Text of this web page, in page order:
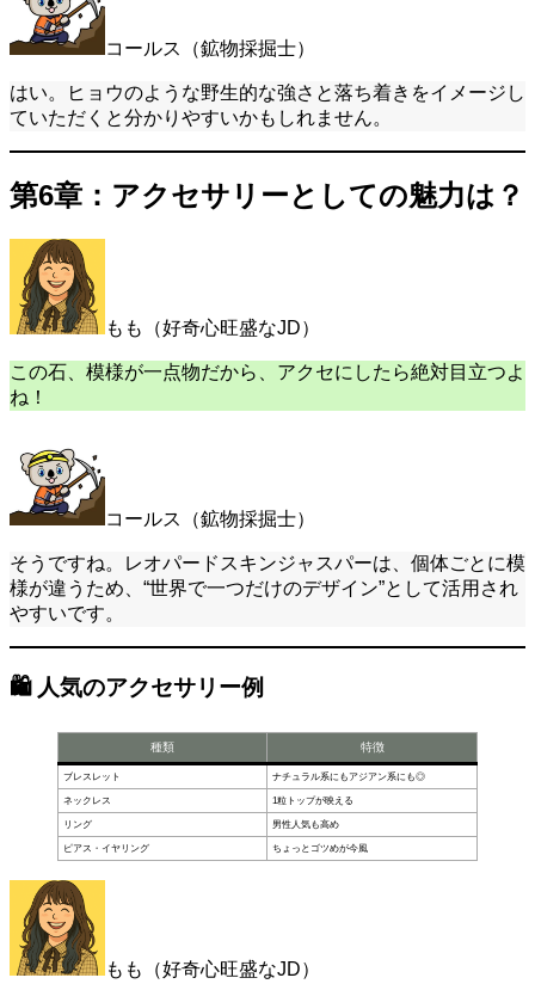
コールス（鉱物採掘士）
はい。ヒョウのような野生的な強さと落ち着きをイメージし
ていただくと分かりやすいかもしれません。
第6章：アクセサリーとしての魅力は？
もも（好奇心旺盛なJD）
この石、模様が一点物だから、アクセにしたら絶対目立つよ
ね！
コールス（鉱物採掘士）
そうですね。レオパードスキンジャスパーは、個体ごとに模
様が違うため、“世界で一つだけのデザイン”として活用され
やすいです。
🛍 人気のアクセサリー例
種類 特徴
ブレスレット ナチュラル系にもアジアン系にも◎
ネックレス 1粒トップが映える
リング 男性人気も高め
ピアス・イヤリング ちょっとゴツめが今風
もも（好奇心旺盛なJD）